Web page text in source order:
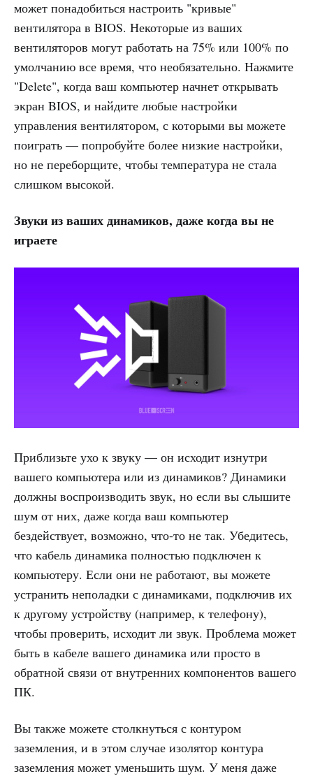
может понадобиться настроить "кривые"
вентилятора в BIOS. Некоторые из ваших
вентиляторов могут работать на 75% или 100% по
умолчанию все время, что необязательно. Нажмите
"Delete", когда ваш компьютер начнет открывать
экран BIOS, и найдите любые настройки
управления вентилятором, с которыми вы можете
поиграть — попробуйте более низкие настройки,
но не переборщите, чтобы температура не стала
слишком высокой.
Звуки из ваших динамиков, даже когда вы не
играете
Приблизьте ухо к звуку — он исходит изнутри
вашего компьютера или из динамиков? Динамики
должны воспроизводить звук, но если вы слышите
шум от них, даже когда ваш компьютер
бездействует, возможно, что-то не так. Убедитесь,
что кабель динамика полностью подключен к
компьютеру. Если они не работают, вы можете
устранить неполадки с динамиками, подключив их
к другому устройству (например, к телефону),
чтобы проверить, исходит ли звук. Проблема может
быть в кабеле вашего динамика или просто в
обратной связи от внутренних компонентов вашего
ПК.
Вы также можете столкнуться с контуром
заземления, и в этом случае изолятор контура
заземления может уменьшить шум. У меня даже